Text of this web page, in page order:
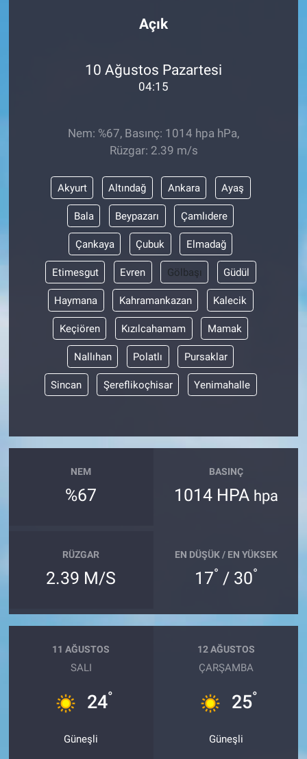
Açık
10 Ağustos Pazartesi
04:15
Nem: %67, Basınç: 1014 hpa hPa,
Rüzgar: 2.39 m/s
Akyurt Altındağ Ankara Ayaş
Bala Beypazarı Çamlıdere
Çankaya Çubuk Elmadağ
Etimesgut Evren Gölbaşı Güdül
Haymana Kahramankazan Kalecik
Keçiören Kızılcahamam Mamak
Nallıhan Polatlı Pursaklar
Sincan Şereflikoçhisar Yenimahalle
NEM
%67
BASINÇ
1014 HPA hpa
RÜZGAR
2.39 M/S
EN DÜŞÜK / EN YÜKSEK
17° / 30°
11 AĞUSTOS
SALI
24°
Güneşli
12 AĞUSTOS
ÇARŞAMBA
25°
Güneşli